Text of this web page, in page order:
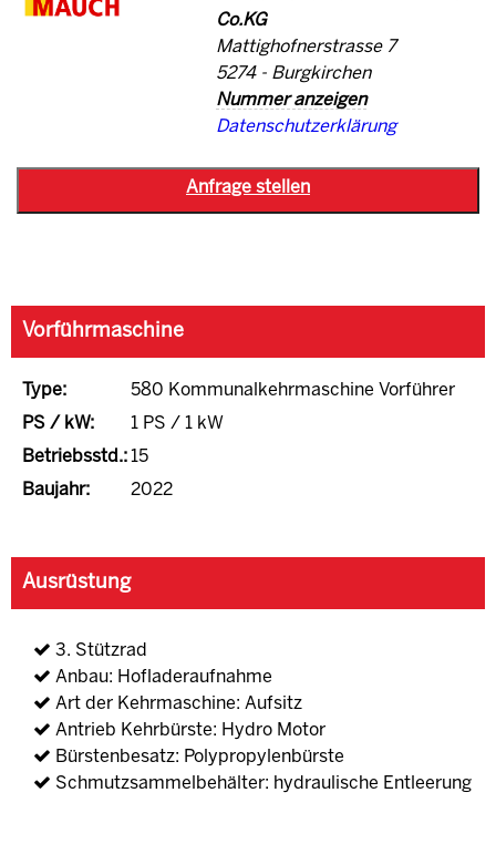
Co.KG
Mattighofnerstrasse 7
5274 - Burgkirchen
Nummer anzeigen
Datenschutzerklärung
Vorführmaschine
Type:
580 Kommunalkehrmaschine Vorführer
PS / kW:
1 PS / 1 kW
Betriebsstd.: 15
Baujahr:
2022
Ausrüstung
3. Stützrad
Anbau: Hofladeraufnahme
Art der Kehrmaschine: Aufsitz
Antrieb Kehrbürste: Hydro Motor
Bürstenbesatz: Polypropylenbürste
Schmutzsammelbehälter: hydraulische Entleerung